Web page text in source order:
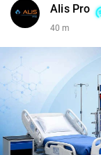
MrBeast, Google.
nhuận, $HFT/
💬 DÒNG CHẢY
CoinTelegraph:
rõ ràng; CEX
thấp nhất từ
dự đoán human vs
Alis Pro
40 m